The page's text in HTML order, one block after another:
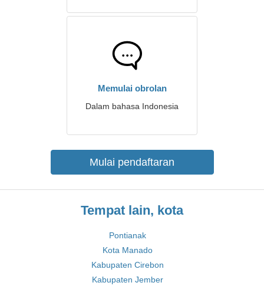
Memulai obrolan
Dalam bahasa Indonesia
Mulai pendaftaran
Tempat lain, kota
Pontianak
Kota Manado
Kabupaten Cirebon
Kabupaten Jember